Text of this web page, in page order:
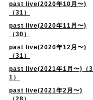
past live(2020年10月〜)
（31）
past live(2020年11月〜)
（30）
past live(2020年12月〜)
（31）
past live(2021年1月〜)（3
1）
past live(2021年2月〜)